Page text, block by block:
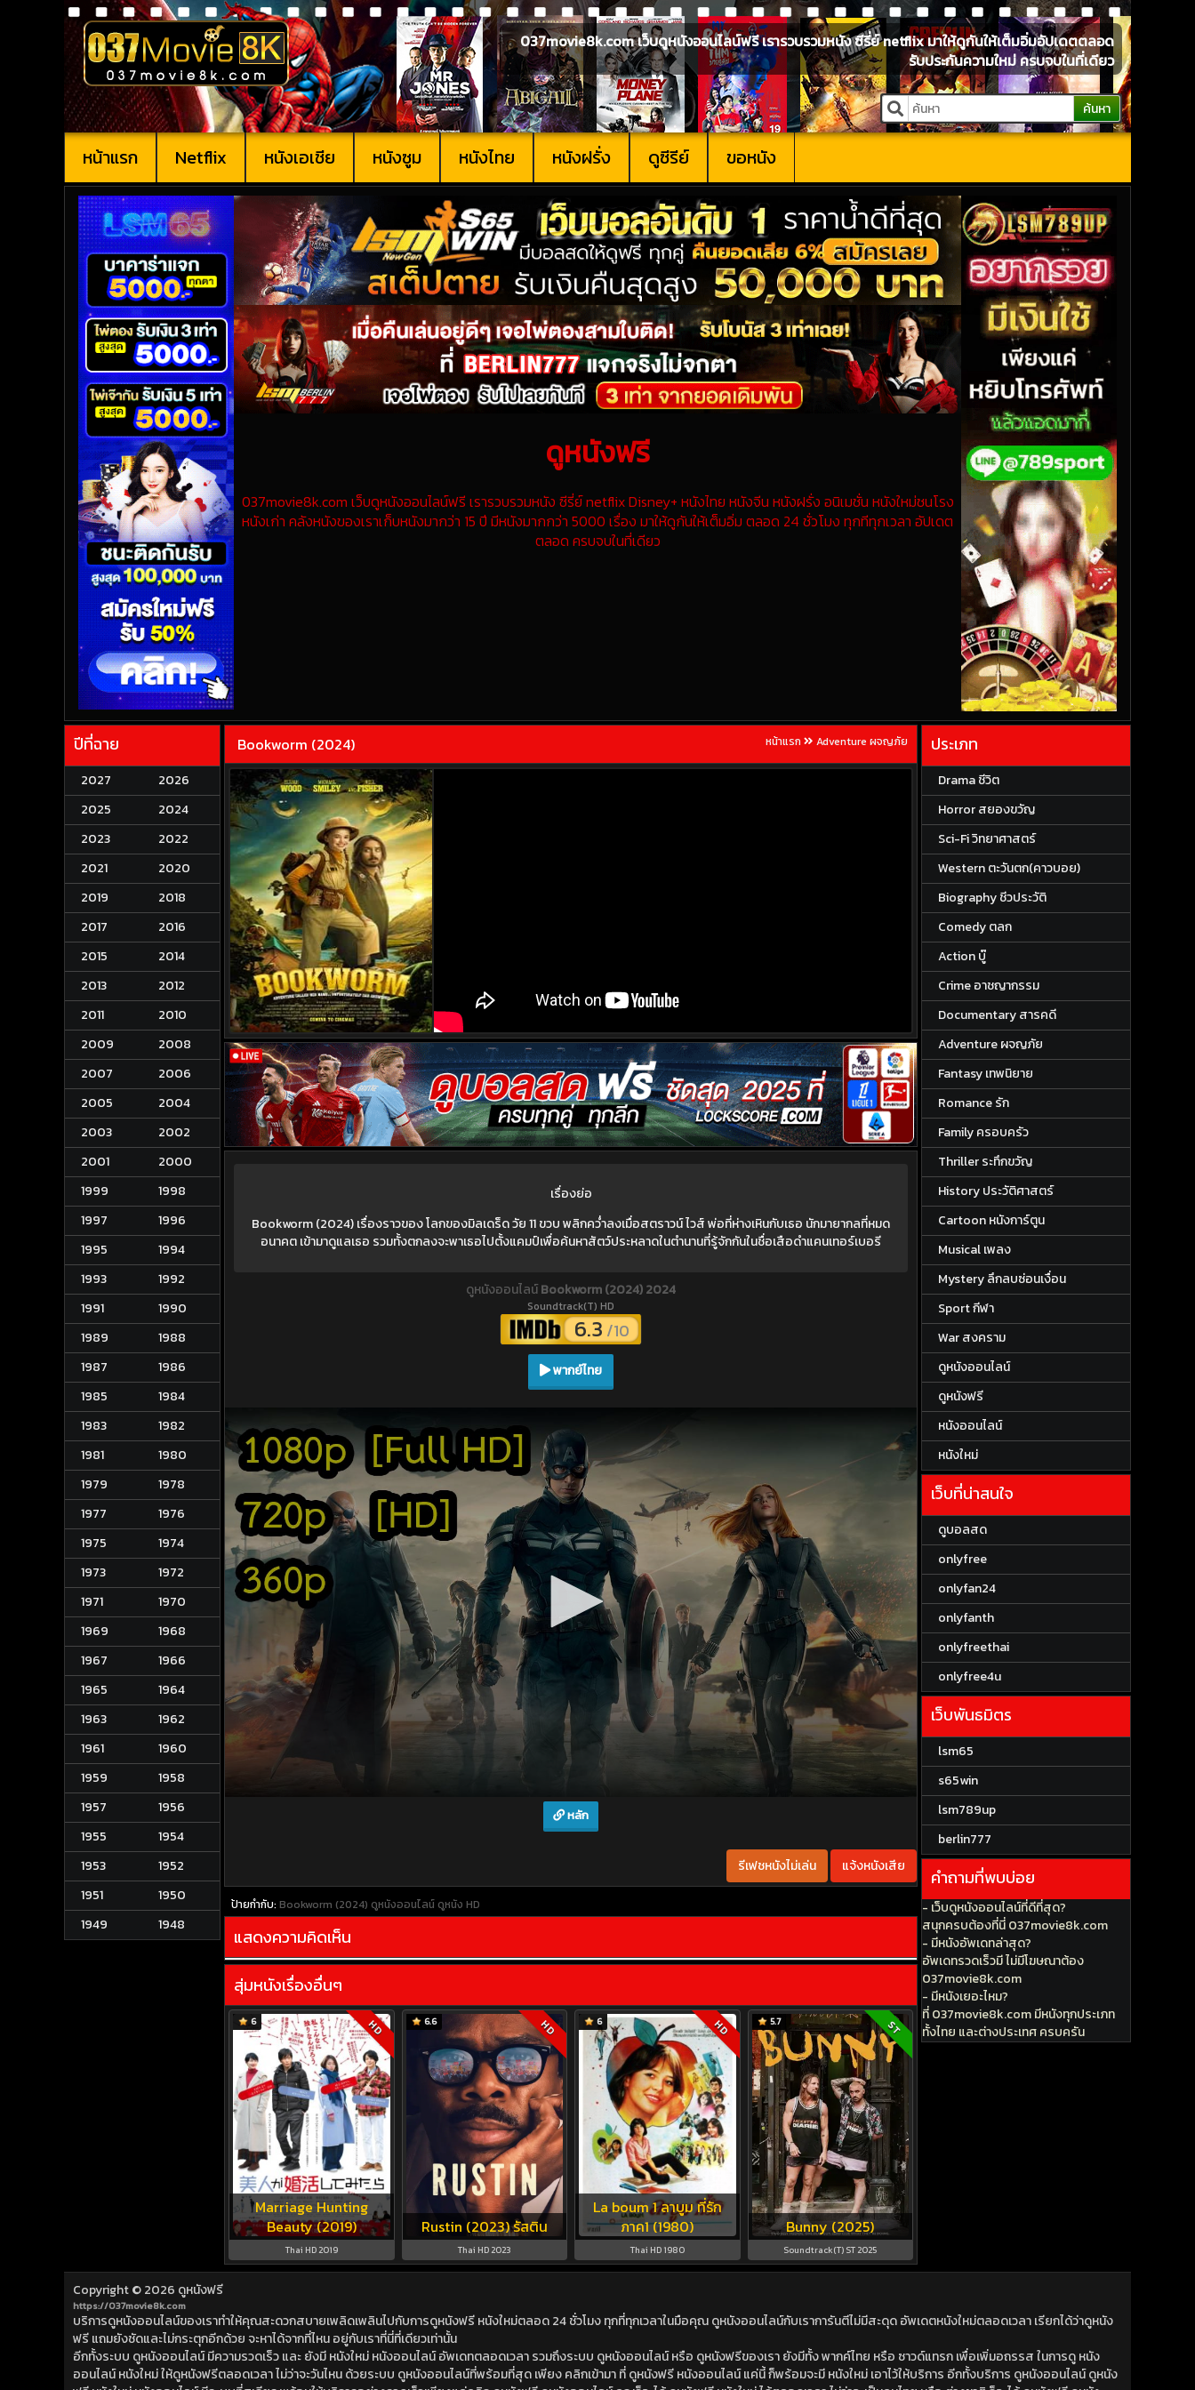
037movie8k.com เว็บดูหนังออนไลน์ฟรี เรารวบรวมหนัง ซีรี่ย์ netflix มาให้ดูกันให้เต็มอิ่มอัปเดตตลอด
รับประกันความใหม่ ครบจบในที่เดียว
ค้นหา
หน้าแรก Netflix หนังเอเชีย หนังซูม หนังไทย หนังฝรั่ง ดูซีรีย์ ขอหนัง
ดูหนังฟรี
037movie8k.com เว็บดูหนังออนไลน์ฟรี เรารวบรวมหนัง ซีรี่ย์ netflix Disney+ หนังไทย หนังจีน หนังฝรั่ง อนิเมชั่น หนังใหม่ชนโรง
หนังเก่า คลังหนังของเราเก็บหนังมากว่า 15 ปี มีหนังมากกว่า 5000 เรื่อง มาให้ดูกันให้เต็มอิ่ม ตลอด 24 ชั่วโมง ทุกทีทุกเวลา อัปเดต
ตลอด ครบจบในที่เดียว
ปีที่ฉาย
2027
2026
2025
2024
2023
2022
2021
2020
2019
2018
2017
2016
2015
2014
2013
2012
2011
2010
2009
2008
2007
2006
2005
2004
2003
2002
2001
2000
1999
1998
1997
1996
1995
1994
1993
1992
1991
1990
1989
1988
1987
1986
1985
1984
1983
1982
1981
1980
1979
1978
1977
1976
1975
1974
1973
1972
1971
1970
1969
1968
1967
1966
1965
1964
1963
1962
1961
1960
1959
1958
1957
1956
1955
1954
1953
1952
1951
1950
1949
1948
Bookworm (2024) หน้าแรก Adventure ผจญภัย
เรื่องย่อ
Bookworm (2024) เรื่องราวของ โลกของมิลเดร็ด วัย 11 ขวบ พลิกคว่ำลงเมื่อสตราวน์ ไวส์ พ่อที่ห่างเหินกับเธอ นักมายากลที่หมด
อนาคต เข้ามาดูแลเธอ รวมทั้งตกลงจะพาเธอไปตั้งแคมป์เพื่อค้นหาสัตว์ประหลาดในตำนานที่รู้จักกันในชื่อเสือดำแคนเทอร์เบอรี
ดูหนังออนไลน์Bookworm (2024) 2024
Soundtrack(T) HD
6.3 /10
พากย์ไทย
หลัก
รีเฟชหนังไม่เล่น แจ้งหนังเสีย
ป้ายกำกับ: Bookworm (2024) ดูหนังออนไลน์ ดูหนัง HD
แสดงความคิดเห็น
สุ่มหนังเรื่องอื่นๆ
Marriage Hunting
Beauty (2019)
6 HD
Thai HD 2019
Rustin (2023) รัสติน
6.6 HD
Thai HD 2023
La boum 1 ลาบูม ที่รัก
ภาค1 (1980)
6 HD
Thai HD 1980
Bunny (2025)
5.7 ST
Soundtrack(T) ST 2025
ประเภท
Drama ชีวิต
Horror สยองขวัญ
Sci-Fi วิทยาศาสตร์
Western ตะวันตก(คาวบอย)
Biography ชีวประวัติ
Comedy ตลก
Action บู๊
Crime อาชญากรรม
Documentary สารคดี
Adventure ผจญภัย
Fantasy เทพนิยาย
Romance รัก
Family ครอบครัว
Thriller ระทึกขวัญ
History ประวัติศาสตร์
Cartoon หนังการ์ตูน
Musical เพลง
Mystery ลึกลบซ่อนเงื่อน
Sport กีฬา
War สงคราม
ดูหนังออนไลน์
ดูหนังฟรี
หนังออนไลน์
หนังใหม่
เว็บที่น่าสนใจ
ดูบอลสด
onlyfree
onlyfan24
onlyfanth
onlyfreethai
onlyfree4u
เว็บพันธมิตร
lsm65
s65win
lsm789up
berlin777
คำถามที่พบบ่อย
- เว็บดูหนังออนไลน์ที่ดีที่สุด?
สนุกครบต้องที่นี่ 037movie8k.com
- มีหนังอัพเดทล่าสุด?
อัพเดทรวดเร็วมี ไม่มีโฆษณาต้อง
037movie8k.com
- มีหนังเยอะไหม?
ที่ 037movie8k.com มีหนังทุกประเภท
ทั้งไทย และต่างประเทศ ครบครัน
Copyright © 2026 ดูหนังฟรี
https://037movie8k.com
บริการดูหนังออนไลน์ของเราทำให้คุณสะดวกสบายเพลิดเพลินไปกับการดูหนังฟรี หนังใหม่ตลอด 24 ชั่วโมง ทุกที่ทุกเวลาในมือคุณ ดูหนังออนไลน์กับเราการันตีไม่มีสะดุด อัพเดตหนังใหม่ตลอดเวลา เรียกได้ว่าดูหนัง
ฟรี แถมยังชัดและไม่กระตุกอีกด้วย จะหาได้จากที่ไหน อยู่กับเราที่นี่ที่เดียวเท่านั้น
อีกทั้งระบบ ดูหนังออนไลน์ มีความรวดเร็ว และ ยังมี หนังใหม่ หนังออนไลน์ อัพเดทตลอดเวลา รวมถึงระบบ ดูหนังออนไลน์ หรือ ดูหนังฟรีของเรา ยังมีทั้ง พากค์ไทย หรือ ซาวด์แทรก เพื่อเพิ่มอถรรส ในการดู หนัง
ออนไลน์ หนังใหม่ ให้ดูหนังฟรีตลอดเวลา ไม่ว่าจะวันไหน ด้วยระบบ ดูหนังออนไลน์ที่พร้อมที่สุด เพียง คลิกเข้ามา ที่ ดูหนังฟรี หนังออนไลน์ แค่นี้ ก็พร้อมจะมี หนังใหม่ เอาไว้ให้บริการ อีกทั้งบริการ ดูหนังออนไลน์ ดูหนัง